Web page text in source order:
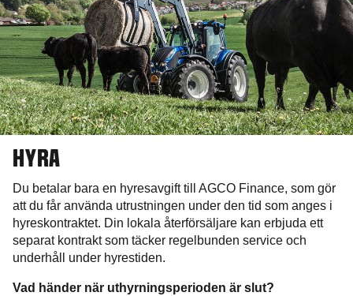
HYRA
Du betalar bara en hyresavgift till AGCO Finance, som gör
att du får använda utrustningen under den tid som anges i
hyreskontraktet. Din lokala återförsäljare kan erbjuda ett
separat kontrakt som täcker regelbunden service och
underhåll under hyrestiden.
Vad händer när uthyrningsperioden är slut?